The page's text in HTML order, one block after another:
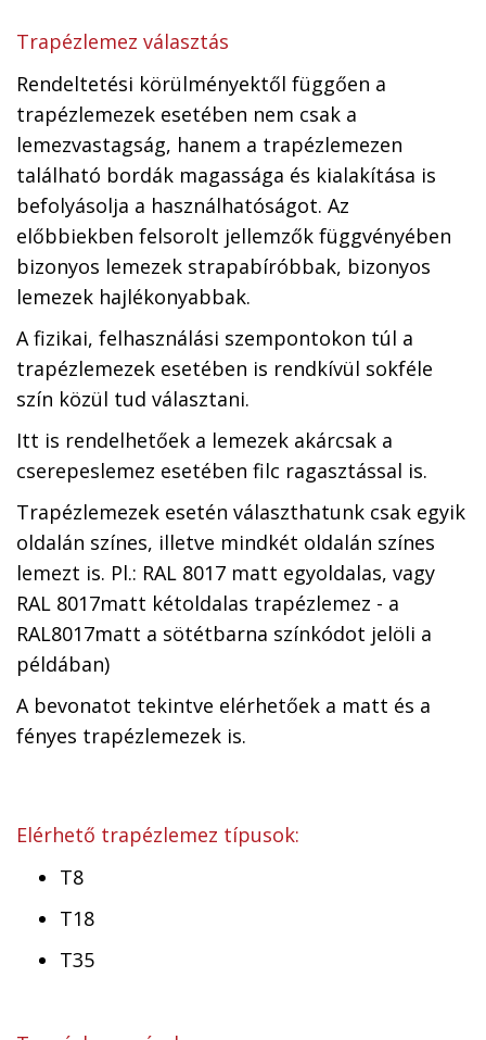
Trapézlemez választás
Rendeltetési körülményektől függően a
trapézlemezek esetében nem csak a
lemezvastagság, hanem a trapézlemezen
található bordák magassága és kialakítása is
befolyásolja a használhatóságot. Az
előbbiekben felsorolt jellemzők függvényében
bizonyos lemezek strapabíróbbak, bizonyos
lemezek hajlékonyabbak.
A fizikai, felhasználási szempontokon túl a
trapézlemezek esetében is rendkívül sokféle
szín közül tud választani.
Itt is rendelhetőek a lemezek akárcsak a
cserepeslemez esetében filc ragasztással is.
Trapézlemezek esetén választhatunk csak egyik
oldalán színes, illetve mindkét oldalán színes
lemezt is. Pl.: RAL 8017 matt egyoldalas, vagy
RAL 8017matt kétoldalas trapézlemez - a
RAL8017matt a sötétbarna színkódot jelöli a
példában)
A bevonatot tekintve elérhetőek a matt és a
fényes trapézlemezek is.
Elérhető trapézlemez típusok:
T8
T18
T35